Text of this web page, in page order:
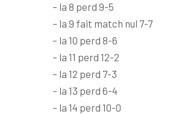
– la 8 perd 9-5
– la 9 fait match nul 7-7
– la 10 perd 8-6
– la 11 perd 12-2
– la 12 perd 7-3
– la 13 perd 6-4
– la 14 perd 10-0